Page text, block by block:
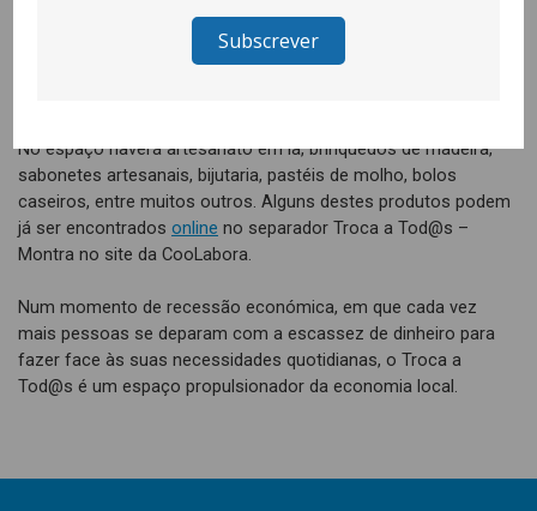
Adquirindo um, qualquer pessoa interessada em apoiar a
produção local, este Natal, poderá oferecer vales-presente
Troca-a-Tod@s de valor específico, que posteriormente
No espaço haverá artesanato em lã, brinquedos de madeira,
sabonetes artesanais, bijutaria, pastéis de molho, bolos
caseiros, entre muitos outros. Alguns destes produtos podem
já ser encontrados online no separador Troca a Tod@s –
Montra no site da CooLabora.
Num momento de recessão económica, em que cada vez
mais pessoas se deparam com a escassez de dinheiro para
fazer face às suas necessidades quotidianas, o Troca a
Tod@s é um espaço propulsionador da economia local.